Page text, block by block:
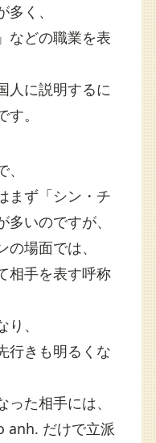
く、
などの職業を表
人に説明するに
。
まず「シン・チ
いのですが、
場面では、
相手を表す呼称
、
行きも明るくな
た相手には、
anh. だけで立派